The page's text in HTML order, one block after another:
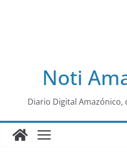
al
Noti
Diario Digital Amazónico,